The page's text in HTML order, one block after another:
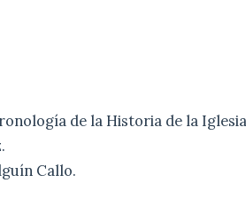
de la Historia de la
Callo.